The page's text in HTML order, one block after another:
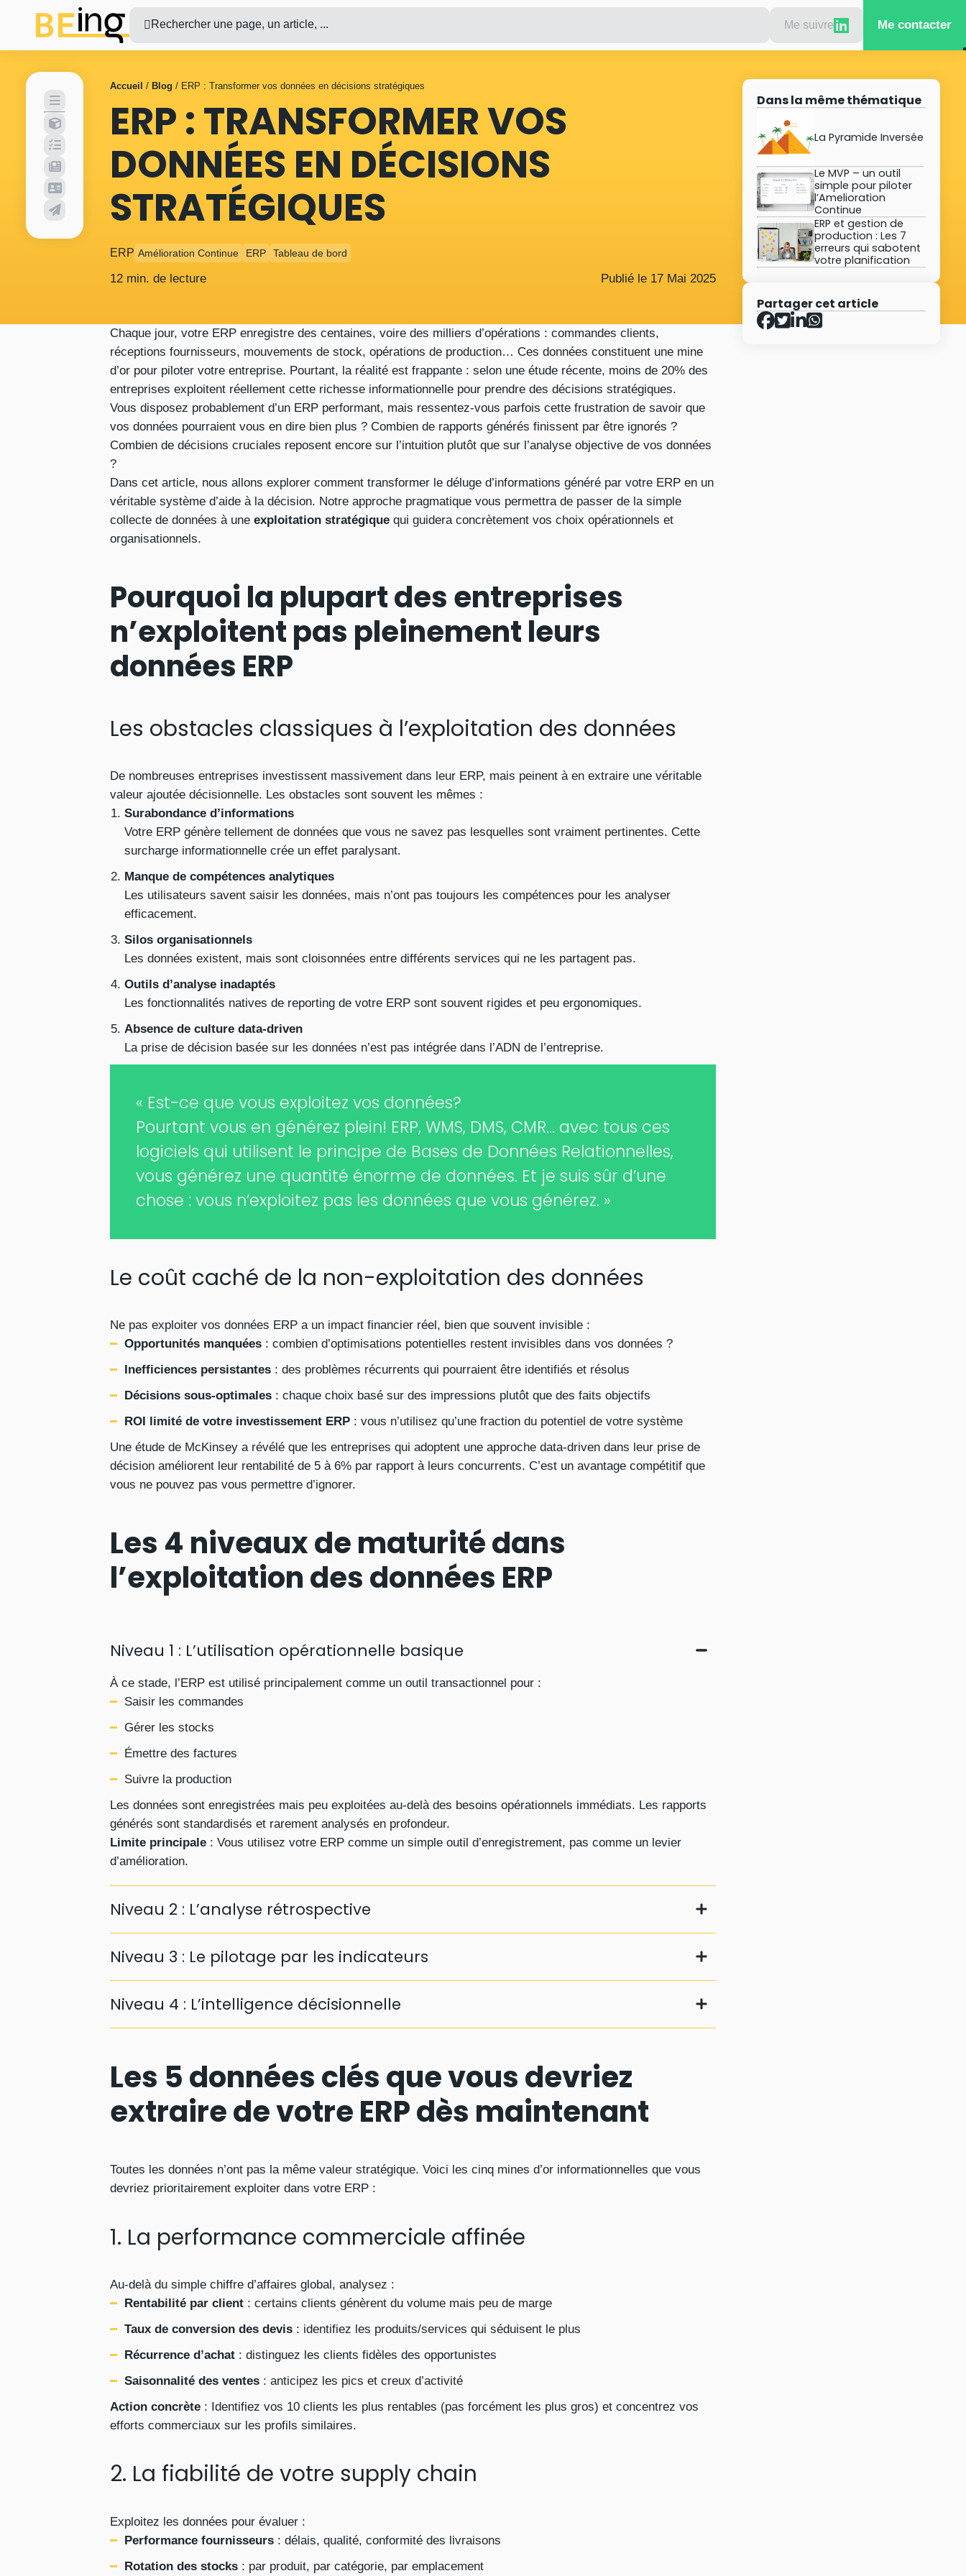
Rechercher une page, un article, ... Me suivre Me contacter
Accueil / Blog / ERP : Transformer vos données en décisions stratégiques
ERP : TRANSFORMER VOS
DONNÉES EN DÉCISIONS
STRATÉGIQUES
ERP Amélioration Continue ERP Tableau de bord
12 min. de lecture Publié le 17 Mai 2025
Chaque jour, votre ERP enregistre des centaines, voire des milliers d’opérations : commandes clients,
réceptions fournisseurs, mouvements de stock, opérations de production… Ces données constituent une mine
d’or pour piloter votre entreprise. Pourtant, la réalité est frappante : selon une étude récente, moins de 20% des
entreprises exploitent réellement cette richesse informationnelle pour prendre des décisions stratégiques.
Vous disposez probablement d’un ERP performant, mais ressentez-vous parfois cette frustration de savoir que
vos données pourraient vous en dire bien plus ? Combien de rapports générés finissent par être ignorés ?
Combien de décisions cruciales reposent encore sur l’intuition plutôt que sur l’analyse objective de vos données
?
Dans cet article, nous allons explorer comment transformer le déluge d’informations généré par votre ERP en un
véritable système d’aide à la décision. Notre approche pragmatique vous permettra de passer de la simple
collecte de données à une exploitation stratégiquequi guidera concrètement vos choix opérationnels et
organisationnels.
Pourquoi la plupart des entreprises
n’exploitent pas pleinement leurs
données ERP
Les obstacles classiques à l’exploitation des données
De nombreuses entreprises investissent massivement dans leur ERP, mais peinent à en extraire une véritable
valeur ajoutée décisionnelle. Les obstacles sont souvent les mêmes :
Surabondance d’informations
Votre ERP génère tellement de données que vous ne savez pas lesquelles sont vraiment pertinentes. Cette
surcharge informationnelle crée un effet paralysant.
Manque de compétences analytiques
Les utilisateurs savent saisir les données, mais n’ont pas toujours les compétences pour les analyser
efficacement.
Silos organisationnels
Les données existent, mais sont cloisonnées entre différents services qui ne les partagent pas.
Outils d’analyse inadaptés
Les fonctionnalités natives de reporting de votre ERP sont souvent rigides et peu ergonomiques.
Absence de culture data-driven
La prise de décision basée sur les données n’est pas intégrée dans l’ADN de l’entreprise.
« Est-ce que vous exploitez vos données?
Pourtant vous en générez plein! ERP, WMS, DMS, CMR… avec tous ces
logiciels qui utilisent le principe de Bases de Données Relationnelles,
vous générez une quantité énorme de données. Et je suis sûr d’une
chose : vous n’exploitez pas les données que vous générez. »
Le coût caché de la non-exploitation des données
Ne pas exploiter vos données ERP a un impact financier réel, bien que souvent invisible :
Opportunités manquées: combien d’optimisations potentielles restent invisibles dans vos données ?
Inefficiences persistantes: des problèmes récurrents qui pourraient être identifiés et résolus
Décisions sous-optimales: chaque choix basé sur des impressions plutôt que des faits objectifs
ROI limité de votre investissement ERP: vous n’utilisez qu’une fraction du potentiel de votre système
Une étude de McKinsey a révélé que les entreprises qui adoptent une approche data-driven dans leur prise de
décision améliorent leur rentabilité de 5 à 6% par rapport à leurs concurrents. C’est un avantage compétitif que
vous ne pouvez pas vous permettre d’ignorer.
Les 4 niveaux de maturité dans
l’exploitation des données ERP
Niveau 1 : L’utilisation opérationnelle basique
À ce stade, l’ERP est utilisé principalement comme un outil transactionnel pour :
Saisir les commandes
Gérer les stocks
Émettre des factures
Suivre la production
Les données sont enregistrées mais peu exploitées au-delà des besoins opérationnels immédiats. Les rapports
générés sont standardisés et rarement analysés en profondeur.
Limite principale: Vous utilisez votre ERP comme un simple outil d’enregistrement, pas comme un levier
d’amélioration.
Niveau 2 : L’analyse rétrospective
Niveau 3 : Le pilotage par les indicateurs
Niveau 4 : L’intelligence décisionnelle
Les 5 données clés que vous devriez
extraire de votre ERP dès maintenant
Toutes les données n’ont pas la même valeur stratégique. Voici les cinq mines d’or informationnelles que vous
devriez prioritairement exploiter dans votre ERP :
1. La performance commerciale affinée
Au-delà du simple chiffre d’affaires global, analysez :
Rentabilité par client: certains clients génèrent du volume mais peu de marge
Taux de conversion des devis: identifiez les produits/services qui séduisent le plus
Récurrence d’achat: distinguez les clients fidèles des opportunistes
Saisonnalité des ventes: anticipez les pics et creux d’activité
Action concrète: Identifiez vos 10 clients les plus rentables (pas forcément les plus gros) et concentrez vos
efforts commerciaux sur les profils similaires.
2. La fiabilité de votre supply chain
Exploitez les données pour évaluer :
Performance fournisseurs: délais, qualité, conformité des livraisons
Rotation des stocks: par produit, par catégorie, par emplacement
Dans la même thématique
La Pyramide Inversée
Le MVP – un outil
simple pour piloter
l’Amelioration
Continue
ERP et gestion de
production : Les 7
erreurs qui sabotent
votre planification
Partager cet article